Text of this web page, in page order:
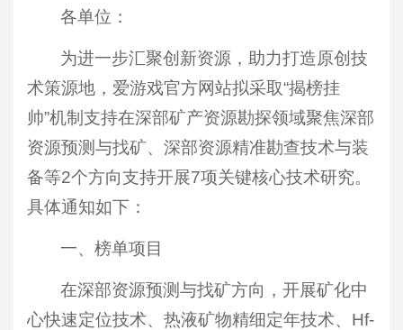
各单位：
为进一步汇聚创新资源，助力打造原创技
术策源地，爱游戏官方网站拟采取“揭榜挂
帅”机制支持在深部矿产资源勘探领域聚焦深部
资源预测与找矿、深部资源精准勘查技术与装
备等2个方向支持开展7项关键核心技术研究。
具体通知如下：
一、榜单项目
在深部资源预测与找矿方向，开展矿化中
心快速定位技术、热液矿物精细定年技术、Hf-